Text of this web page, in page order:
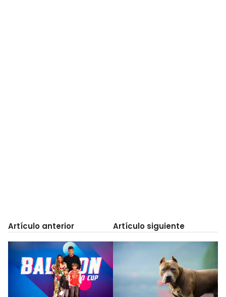
Artículo anterior Artículo siguiente